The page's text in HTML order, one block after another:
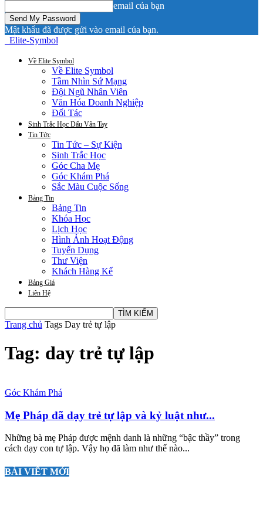
email của bạn
Mật khẩu đã được gửi vào email của bạn.
Elite-Symbol
Về Elite Symbol
Về Elite Symbol
Tầm Nhìn Sứ Mạng
Đội Ngũ Nhân Viên
Văn Hóa Doanh Nghiệp
Đối Tác
Sinh Trắc Học Dấu Vân Tay
Tin Tức
Tin Tức – Sự Kiện
Sinh Trắc Học
Góc Cha Mẹ
Góc Khám Phá
Sắc Màu Cuộc Sống
Bảng Tin
Bảng Tin
Khóa Học
Lịch Học
Hình Ảnh Hoạt Động
Tuyển Dụng
Thư Viện
Khách Hàng Kể
Bảng Giá
Liên Hệ
Trang chủ Tags Day trẻ tự lập
Tag: day trẻ tự lập
Góc Khám Phá
Mẹ Pháp đã dạy trẻ tự lập và kỷ luật như...
Những bà mẹ Pháp được mệnh danh là những “bậc thầy” trong
cách dạy con tự lập. Vậy họ đã làm như thế nào...
BÀI VIẾT MỚI